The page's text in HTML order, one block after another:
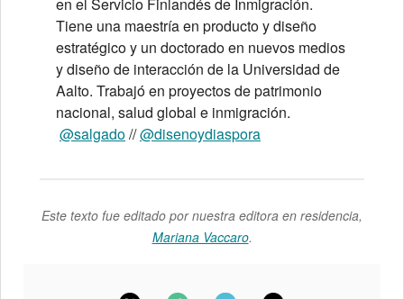
Tiene una maestría en producto y diseño
estratégico y un doctorado en nuevos medios
y diseño de interacción de la Universidad de
Aalto. Trabajó en proyectos de patrimonio
nacional, salud global e inmigración.
@salgado//@disenoydiaspora
Este texto fue editado por nuestra editora en residencia,
Mariana Vaccaro.